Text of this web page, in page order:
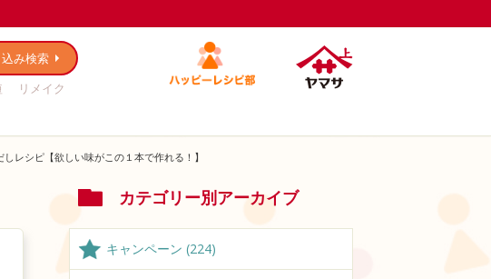
み検索
リメイク
レシピ【欲しい味がこの１本で作れる！】
カテゴリー別アーカイブ
キャンペーン (224)